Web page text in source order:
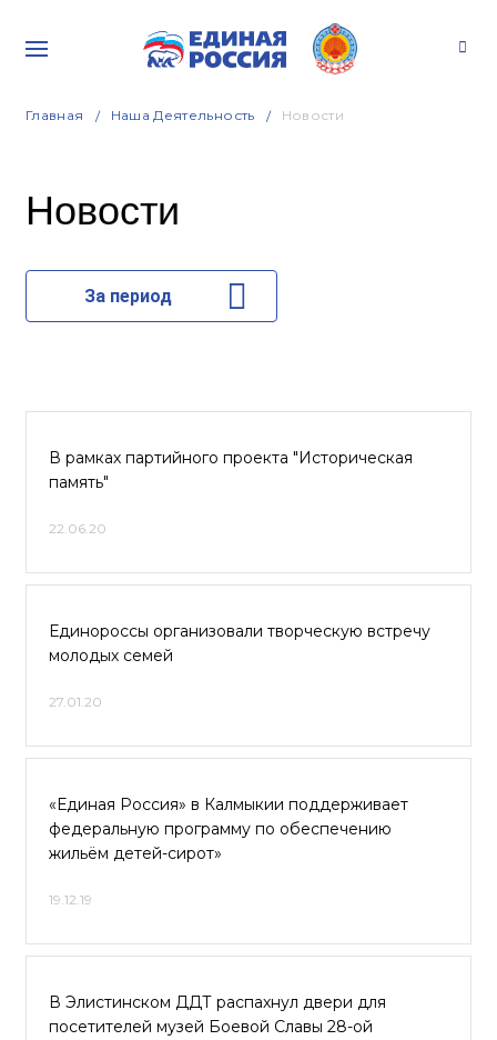
Главная Наша Деятельность Новости
Новости
За период
В рамках партийного проекта "Историческая
память"
22.06.20
Единороссы организовали творческую встречу
молодых семей
27.01.20
«Единая Россия» в Калмыкии поддерживает
федеральную программу по обеспечению
жильём детей-сирот»
19.12.19
В Элистинском ДДТ распахнул двери для
посетителей музей Боевой Славы 28-ой